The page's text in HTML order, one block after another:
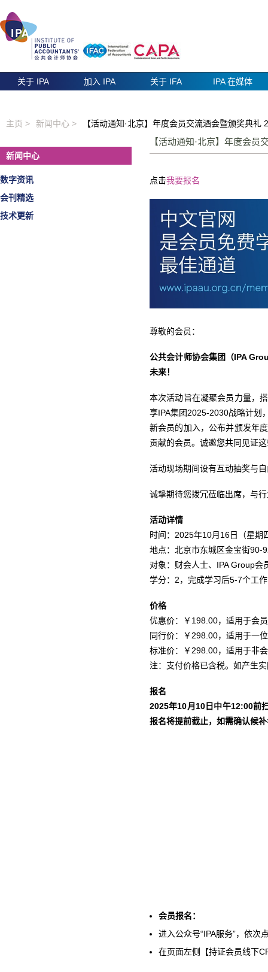
关于 IPA 加入 IPA 关于 IFA IPA 在媒体
主页 > 新闻中心 > 【活动通知·北京】年度会员交流酒会暨颁奖典礼
新闻中心
数字资讯
会刊精选
技术更新
【活动通知·北京】年度会
点击我要报名
尊敬的会员：
公共会计师协会集团（IPA
未来！
本次活动旨在凝聚会员力量，
享IPA集团2025-2030战略计划
新会员的加入，公布并颁发年
贡献的会员。诚邀您共同见证
活动现场期间设有互动抽奖与
诚挚期待您拨冗莅临出席，与
活动详情
时间：2025年10月16日（星
地点：北京市东城区金宝街90-
对象：财会人士、IPA Group会
学分：2，完成学习后5-7个工
价格
优惠价：￥198.00，适用于会员
同行价：￥298.00，适用于一
标准价：￥298.00，适用于非
注：支付价格已含税。如产生
报名
2025年10月 10日中午12:00前
报名将提前截止，如需确认候
会员报名：
进入公众号“IPA服务”，依次
在页面左侧【持证会员线下